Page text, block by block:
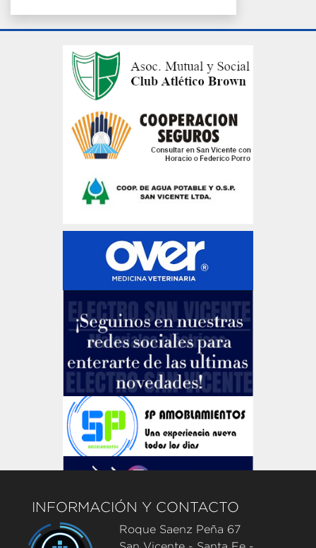
INFORMACIÓN Y CONTACTO
Roque Saenz Peña 67